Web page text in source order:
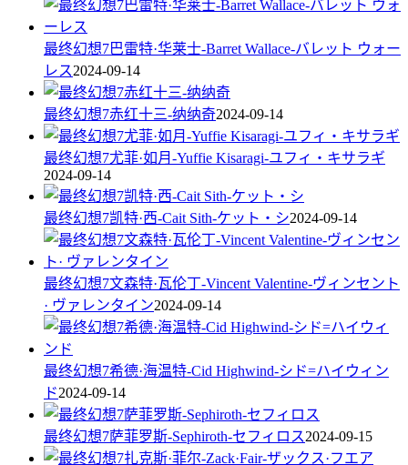
最终幻想7巴雷特·华莱士-Barret Wallace-バレット ウォー
レス2024-09-14
最终幻想7赤红十三-纳纳奇2024-09-14
最终幻想7尤菲·如月-Yuffie Kisaragi-ユフィ・キサラギ
2024-09-14
最终幻想7凯特·西-Cait Sith-ケット・シ2024-09-14
最终幻想7文森特·瓦伦丁-Vincent Valentine-ヴィンセント
· ヴァレンタイン2024-09-14
最终幻想7希德·海温特-Cid Highwind-シド=ハイウィン
ド2024-09-14
最终幻想7萨菲罗斯-Sephiroth-セフィロス2024-09-15